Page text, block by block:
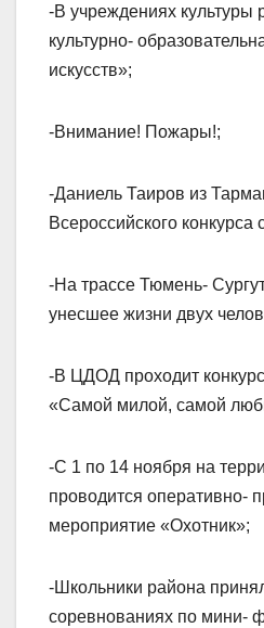
-В учреждениях культуры
культурно-
искусств»;
-Внимание! Пожары!;
-Даниель Таиров из
Всероссийского конкурса
-На трассе Тюмень-
унесшее жизни двух
-В ЦДОД проходит
«Самой милой, самой
-С 1 по 14 ноября на
проводится оперативно-
мероприятие «Охотник»;
-Школьники района
соревнованиях по мини-